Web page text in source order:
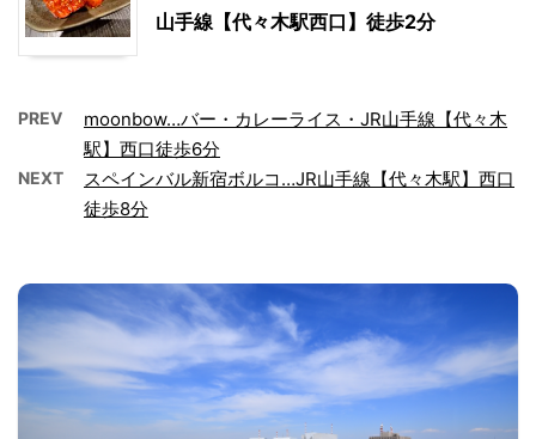
山手線【代々木駅西口】徒歩2分
PREV
moonbow…バー・カレーライス・JR山手線【代々木
駅】西口徒歩6分
NEXT
スペインバル新宿ボルコ…JR山手線【代々木駅】西口
徒歩8分